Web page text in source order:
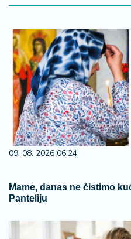
09. 08. 2026 06:24
Mame, danas ne čistimo
Panteliju